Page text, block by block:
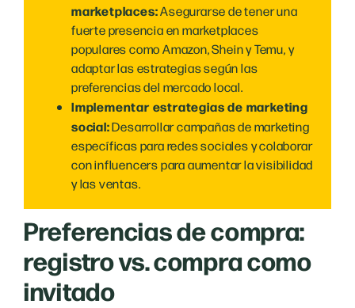
marketplaces:Asegurarse de tener una
fuerte presencia en marketplaces
populares como Amazon, Shein y Temu, y
adaptar las estrategias según las
preferencias del mercado local.
Implementar estrategias de marketing
social:Desarrollar campañas de marketing
específicas para redes sociales y colaborar
con influencers para aumentar la visibilidad
y las ventas.
Preferencias de compra:
registro vs. compra como
invitado